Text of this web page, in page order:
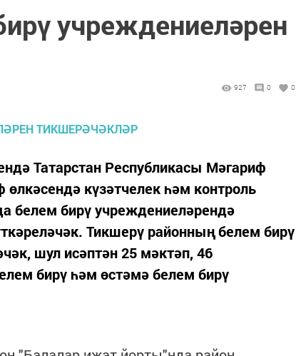
учреждениеләрен
927 0 0
Татарстан Республикасы Мәгариф
күзәтчелек һәм контроль
белем бирү учреждениеләрендә
Тикшерү районның белем бирү
шул исәптән 25 мәктәп, 46
бирү һәм өстәмә белем бирү